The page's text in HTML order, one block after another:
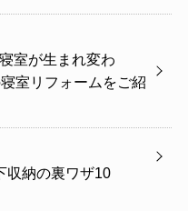
室が生まれ変わ
室リフォームをご紹
収納の裏ワザ10